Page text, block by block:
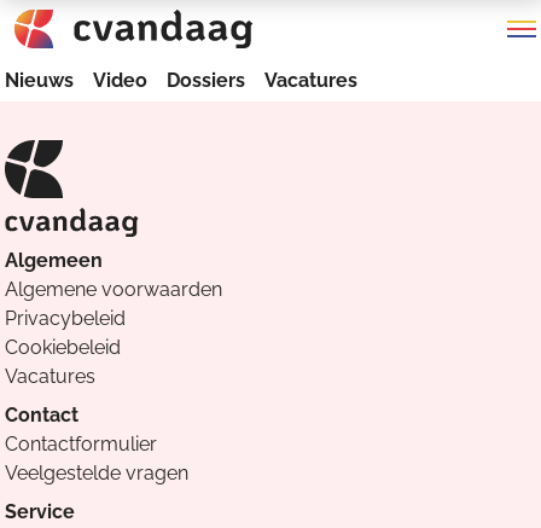
Nieuws Video Dossiers Vacatures
Algemeen
Algemene voorwaarden
Privacybeleid
Cookiebeleid
Vacatures
Contact
Contactformulier
Veelgestelde vragen
Service